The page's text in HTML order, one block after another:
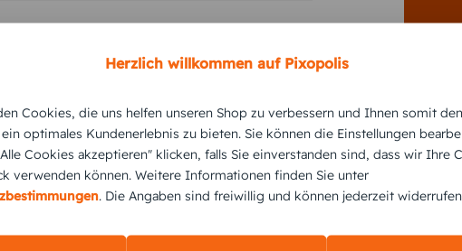
KUNDEN GEFÄLLT AUCH
Herzlich willkommen auf Pixopolis
Cookies, die uns helfen unseren Shop zu verbessern und Ihnen somit
optimales Kundenerlebnis zu bieten. Sie können die Einstellungen
Cookies akzeptieren" klicken, falls Sie einverstanden sind, dass wir Ihre
verwenden können. Weitere Informationen finden Sie unter
. Die Angaben sind freiwillig und können jederzeit